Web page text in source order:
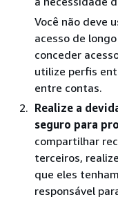
Você não deve
acesso de
conceder
utilize perfis
entre contas.
Realize a
seguro para
compartilhar
terceiros,
que eles
responsável